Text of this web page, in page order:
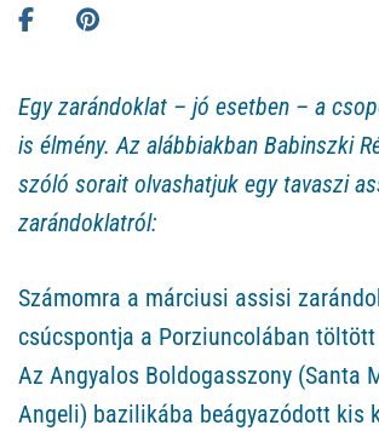
Egy zarándoklat – jó esetben – a
is élmény. Az alábbiakban Babinszki
szóló sorait olvashatjuk egy tavaszi
zarándoklatról:
Számomra a márciusi assisi
csúcspontja a Porziuncolában
Az Angyalos Boldogasszony (Santa
Angeli) bazilikába beágyazódott kis